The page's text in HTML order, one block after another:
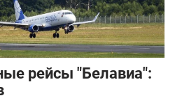
рейсы "Белавиа":